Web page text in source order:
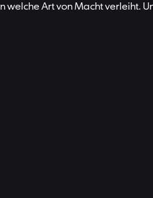
Art von Macht verleiht.